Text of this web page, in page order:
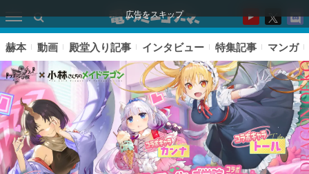
広告をスキップ
赫本 動画 殿堂入り記事 インタビュー 特集記事 マンガ